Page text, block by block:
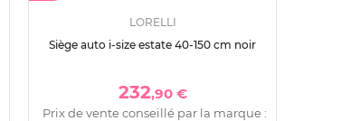
LORELLI
Siège auto i-size estate 40-150 cm noir
232,90 €
Prix de vente conseillé par la marque :